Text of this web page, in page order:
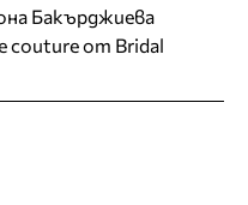
Бакърджиева
couture от Bridal